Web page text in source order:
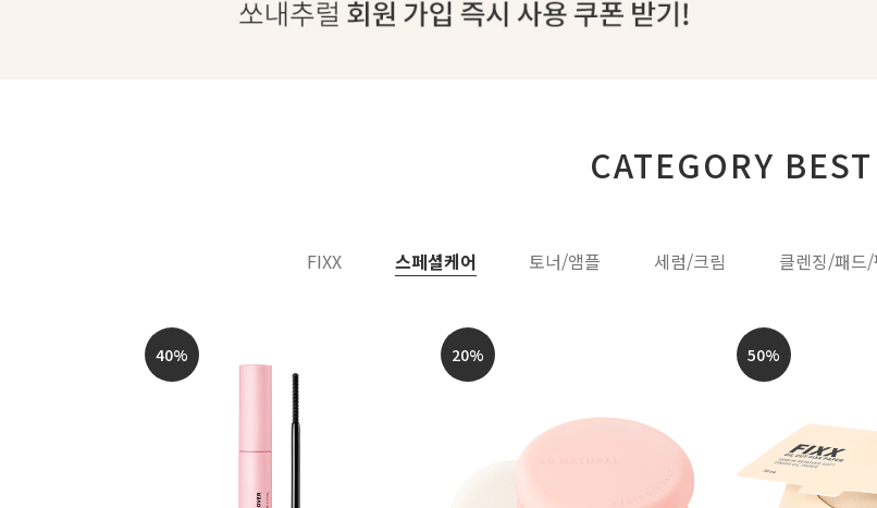
CATEGORY BEST
FIXX 스페셜케어 토너/앰플 세럼/크림 클렌징/패드/
40% 20% 50%